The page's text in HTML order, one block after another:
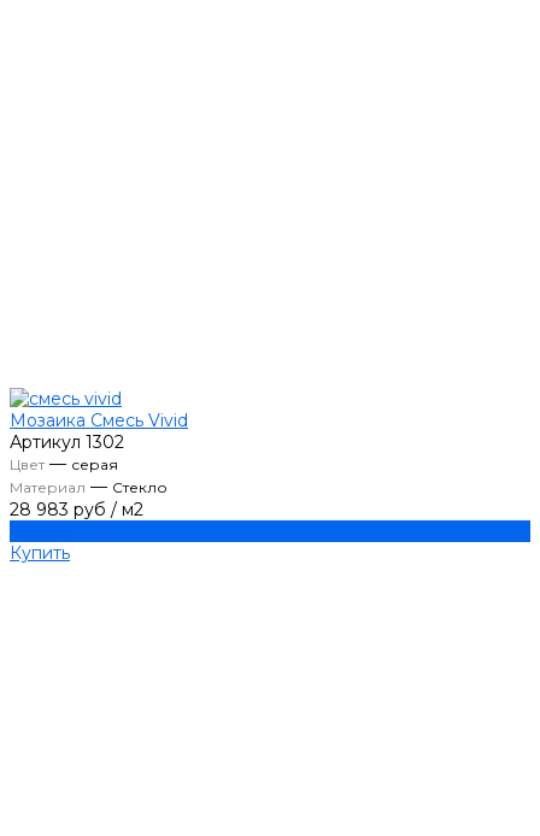
Мозаика Смесь Vivid
Артикул 1302
Цвет— серая
Материал — Стекло
28 983 руб / м2
Купить